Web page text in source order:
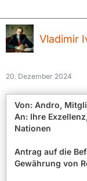
Vladimir
20. Dezember 2024
Von: Andro,
An: Ihre
Nationen
Antrag auf die
Gewährung von